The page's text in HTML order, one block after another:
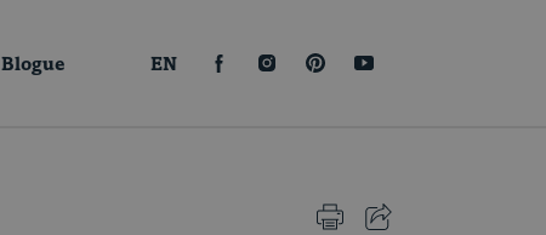
Blogue EN
FACEBOOK
INSTAGRAM
PINTEREST
YOUTUBE
IMPRIMER CETTE PAGE
PARTAGER CETTE